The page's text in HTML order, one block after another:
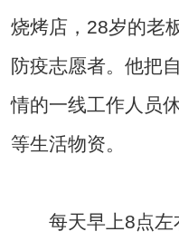
烧烤店，28岁的老
防疫志愿者。他把
情的一线工作人员
等生活物资。
每天早上8点左